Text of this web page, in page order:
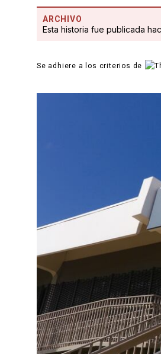
ARCHIVO
Esta historia fue publicada
Se adhiere a los criterios de